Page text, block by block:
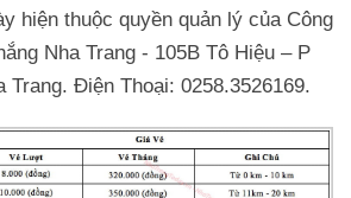
hiện thuộc quyền quản lý của Công
Nha Trang - 105B Tô Hiệu – P
Trang. Điện Thoại: 0258.3526169.